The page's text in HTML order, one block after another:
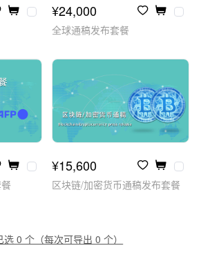
¥24,000
全球通稿发布套餐
¥15,600
区块链/加密货币通稿发布套餐
选 0 个（每次可导出 0 个）